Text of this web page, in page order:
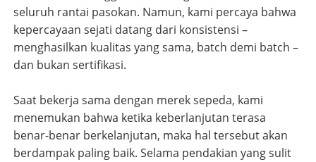
seluruh rantai pasokan. Namun, kami percaya bahwa
kepercayaan sejati datang dari konsistensi –
menghasilkan kualitas yang sama, batch demi batch –
dan bukan sertifikasi.
Saat bekerja sama dengan merek sepeda, kami
menemukan bahwa ketika keberlanjutan terasa
benar-benar berkelanjutan, maka hal tersebut akan
berdampak paling baik. Selama pendakian yang sulit